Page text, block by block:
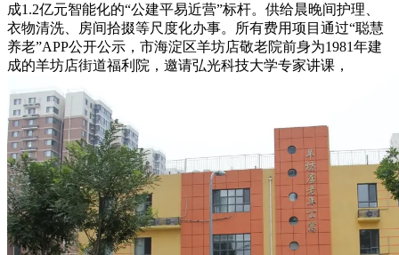
成1.2亿元智能化的“公建平易近营”标杆。供给晨晚间护理、
衣物清洗、房间拾掇等尺度化办事。所有费用项目通过“聪慧
养老”APP公开公示，市海淀区羊坊店敬老院前身为1981年建
成的羊坊店街道福利院，邀请弘光科技大学专家讲课，